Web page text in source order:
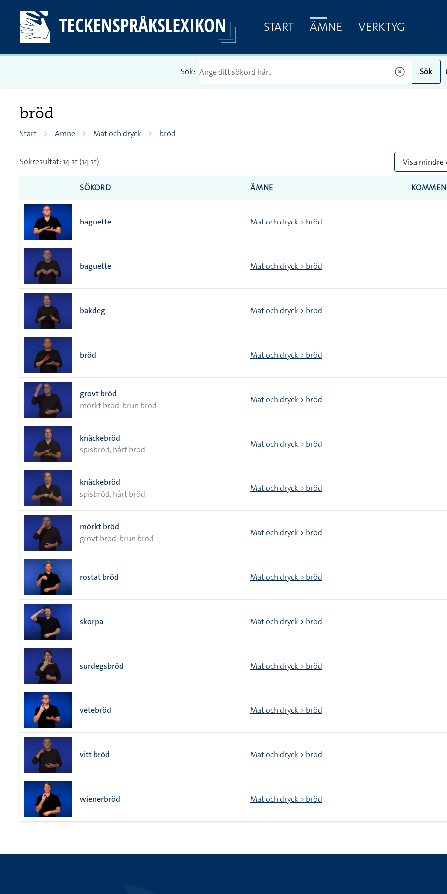
START ÄMNE VERKTYG
Sök: Sök
bröd
Start Ämne Mat och dryck bröd
Sökresultat: 14 st (14 st) Visa mindre
SÖKORD ÄMNE
baguette Mat och dryck > bröd
baguette Mat och dryck > bröd
bakdeg Mat och dryck > bröd
bröd Mat och dryck > bröd
grovt bröd
mörkt bröd, brun bröd
Mat och dryck > bröd
knäckebröd
spisbröd, hårt bröd
Mat och dryck > bröd
knäckebröd
spisbröd, hårt bröd
Mat och dryck > bröd
mörkt bröd
grovt bröd, brun bröd
Mat och dryck > bröd
rostat bröd Mat och dryck > bröd
skorpa Mat och dryck > bröd
surdegsbröd Mat och dryck > bröd
vetebröd Mat och dryck > bröd
vitt bröd Mat och dryck > bröd
wienerbröd Mat och dryck > bröd